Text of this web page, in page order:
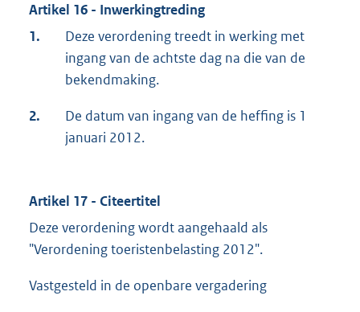
Artikel 16 - Inwerkingtreding
1.
Deze verordening treedt in werking met
ingang van de achtste dag na die van de
bekendmaking.
2.
De datum van ingang van de heffing is 1
januari 2012.
Artikel 17 - Citeertitel
Deze verordening wordt aangehaald als
"Verordening toeristenbelasting 2012".
Vastgesteld in de openbare vergadering